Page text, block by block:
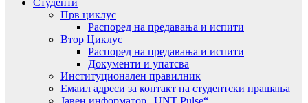
Прв циклус
Распоред на предавањa и испити
Втор Циклус
Распоред на предавањa и испити
Документи и упатсва
Институционален правилник
Емаил адреси за контакт на студентски прашања
Јавен информатор „UNT Pulse“